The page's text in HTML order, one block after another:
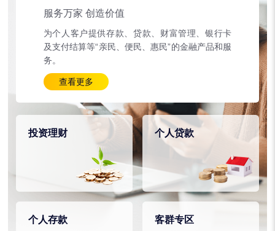
服务万家 创造价值
为个人客户提供存款、贷款、财富管理、银行卡
及支付结算等“亲民、便民、惠民”的金融产品和服
务。
查看更多
投资理财 个人贷款
个人存款 客群专区